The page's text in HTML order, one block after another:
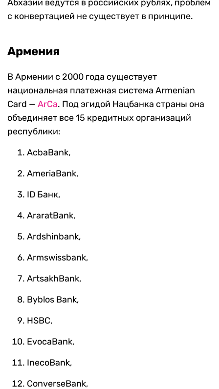
Абхазии ведутся в российских рублях, проблем
с конвертацией не существует в принципе.
Армения
В Армении с 2000 года существует
национальная платежная система Armenian
Card — ArCa. Под эгидой Нацбанка страны она
объединяет все 15 кредитных организаций
республики:
AcbaBank,
AmeriaBank,
ID Банк,
AraratBank,
Ardshinbank,
Armswissbank,
ArtsakhBank,
Byblos Bank,
HSBC,
EvocaBank,
InecoBank,
ConverseBank,